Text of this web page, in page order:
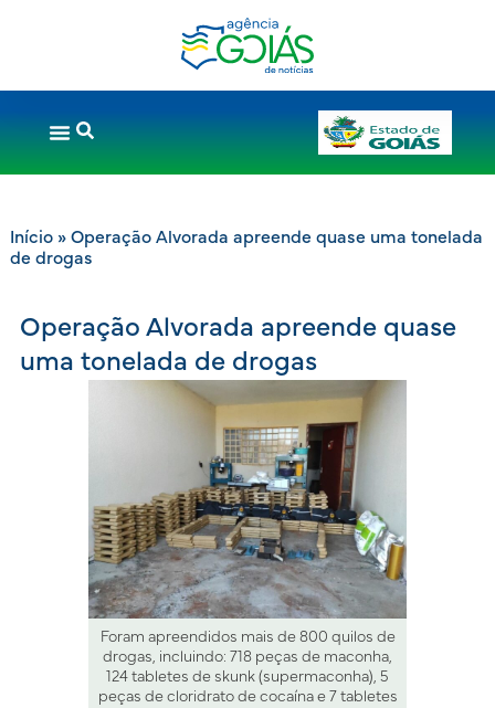
Início» Operação Alvorada apreende quase uma tonelada
de drogas
Operação Alvorada apreende quase
uma tonelada de drogas
Foram apreendidos mais de 800 quilos de
drogas, incluindo: 718 peças de maconha,
124 tabletes de skunk (supermaconha), 5
peças de cloridrato de cocaína e 7 tabletes